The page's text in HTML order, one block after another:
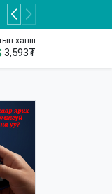
ханш
3,593₮